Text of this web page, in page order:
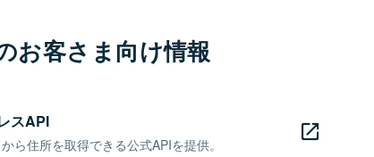
お客さま向け情報
スAPI
ら住所を取得できる公式APIを提供。